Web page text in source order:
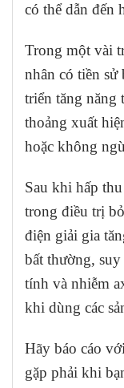
có thể dẫn đến
Trong một vài
nhân có tiền sử
triển tăng năng
thoảng xuất
hoặc không
Sau khi hấp
trong điều trị
điện giải gia
bất thường,
tính và nhiễm
khi dùng các
Hãy báo cáo
gặp phải khi